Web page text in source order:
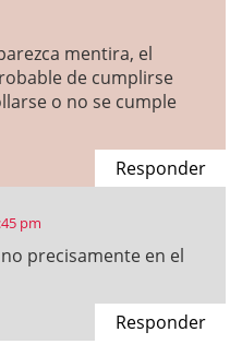
mentira, el
de cumplirse
o no se cumple
Responder
pm
precisamente en el
Responder